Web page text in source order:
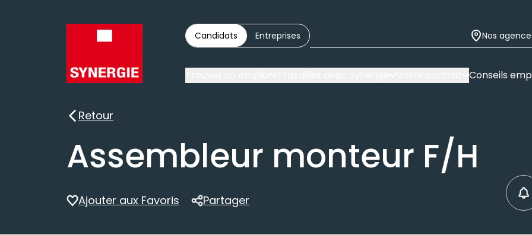
Candidats Entreprises Nos
Conseils
Retour
Retour
Assembleur monteur F/H
Ajouter aux Favoris
Partager
Partager